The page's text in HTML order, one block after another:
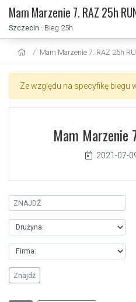
Mam Marzenie 7. RAZ 25h
Szczecin · Bieg 25h
Mam Marzenie 7. RAZ 25h
Ze względu na specyfikę biegu
Mam Marzenie
2021-07-